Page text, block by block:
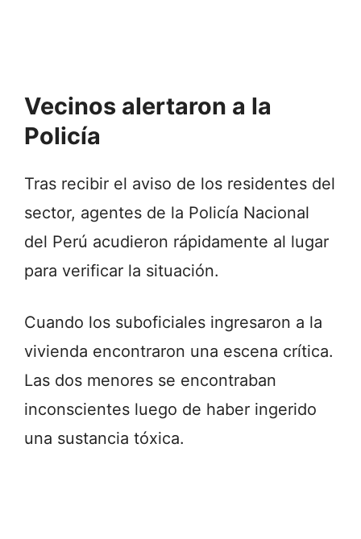
Vecinos alertaron a la
Policía
Tras recibir el aviso de los residentes del
sector, agentes de la Policía Nacional
del Perú acudieron rápidamente al lugar
para verificar la situación.
Cuando los suboficiales ingresaron a la
vivienda encontraron una escena crítica.
Las dos menores se encontraban
inconscientes luego de haber ingerido
una sustancia tóxica.